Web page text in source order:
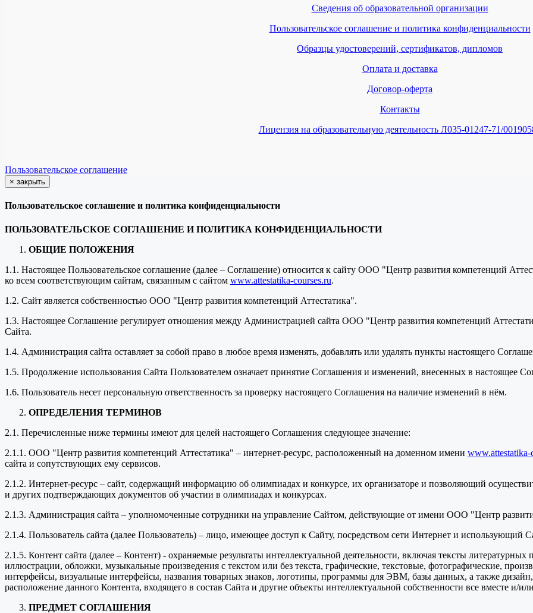
Сведения об образовательной организации
Пользовательское соглашение и политика конфиденциальности
Образцы удостоверений, сертификатов, дипломов
Оплата и доставка
Договор-оферта
Контакты
Лицензия на образовательную деятельность Л035-01247-71/
Пользовательское соглашение
× закрыть
Пользовательское соглашение и политика конфиденциальности
ПОЛЬЗОВАТЕЛЬСКОЕ СОГЛАШЕНИЕ И ПОЛИТИКА КОНФИДЕНЦИАЛЬНОСТИ
ОБЩИЕ ПОЛОЖЕНИЯ
1.1. Настоящее Пользовательское соглашение (далее – Соглашение) относится к сайту ООО "Центр развития компетенций
ко всем соответствующим сайтам, связанным с сайтом www.attestatika-courses.ru.
1.2. Сайт является собственностью ООО "Центр развития компетенций Аттестатика".
1.3. Настоящее Соглашение регулирует отношения между Администрацией сайта ООО "Центр развития компетенций
Сайта.
1.4. Администрация сайта оставляет за собой право в любое время изменять, добавлять или удалять пункты настоящего
1.5. Продолжение использования Сайта Пользователем означает принятие Соглашения и изменений, внесенных в настоящее
1.6. Пользователь несет персональную ответственность за проверку настоящего Соглашения на наличие изменений в нём.
ОПРЕДЕЛЕНИЯ ТЕРМИНОВ
2.1. Перечисленные ниже термины имеют для целей настоящего Соглашения следующее значение:
2.1.1. ООО "Центр развития компетенций Аттестатика" – интернет-ресурс, расположенный на доменном имени www.attestatika-
сайта и сопутствующих ему сервисов.
2.1.2. Интернет-ресурс – сайт, содержащий информацию об олимпиадах и конкурсе, их организаторе и позволяющий
и других подтверждающих документов об участии в олимпиадах и конкурсах.
2.1.3. Администрация сайта – уполномоченные сотрудники на управление Сайтом, действующие от имени ООО "Центр
2.1.4. Пользователь сайта (далее Пользователь) – лицо, имеющее доступ к Сайту, посредством сети Интернет и использующий
2.1.5. Контент сайта (далее – Контент) - охраняемые результаты интеллектуальной деятельности, включая тексты
иллюстрации, обложки, музыкальные произведения с текстом или без текста, графические, текстовые, фотографические,
интерфейсы, визуальные интерфейсы, названия товарных знаков, логотипы, программы для ЭВМ, базы данных, а также
расположение данного Контента, входящего в состав Сайта и другие объекты интеллектуальной собственности все вместе и/
ПРЕДМЕТ СОГЛАШЕНИЯ